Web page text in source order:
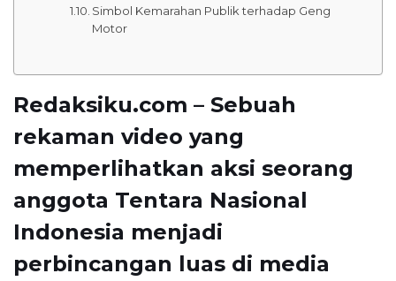
Simbol Kemarahan Publik terhadap Geng
Motor
Redaksiku.com – Sebuah
rekaman video yang
memperlihatkan aksi seorang
anggota Tentara Nasional
Indonesia menjadi
perbincangan luas di media